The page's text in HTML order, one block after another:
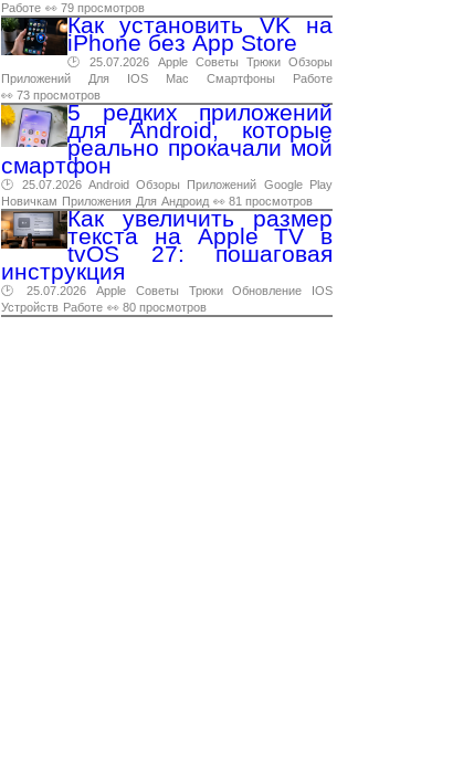
Работе 👀 79 просмотров
Как установить VK на
iPhone без App Store
🕑 25.07.2026 Apple Советы Трюки Обзоры
Приложений
Для IOS Mac Смартфоны
Работе
👀 73 просмотров
5 редких приложений
для Android, которые
реально прокачали мой
смартфон
🕑 25.07.2026 Android Обзоры Приложений Google
Play
Новичкам Приложения Для Андроид 👀 81 просмотров
Как увеличить размер
текста на Apple TV в
tvOS 27: пошаговая
инструкция
🕑 25.07.2026 Apple Советы Трюки Обновление
IOS
Устройств Работе 👀 80 просмотров